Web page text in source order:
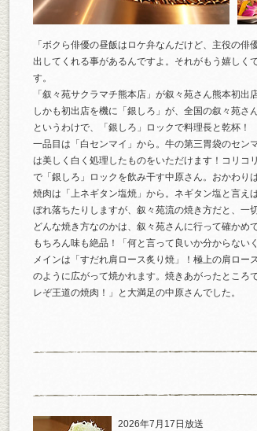
「ボクら俳優の昼飯はロケ弁なんだけど、主役の
出してくれる事があるんですよ。それがもう嬉しく
す。
「叙々苑サクラマチ熊本店」が叙々苑さん熊本初出
しかも初出店を機に「銀しろ」が、全国の叙々苑さ
というわけで、「銀しろ」ロックで料理長と乾杯！
一品目は「白センマイ」から。牛の第三胃袋のセン
は美しく白く処理したものをいただけます！コリコ
で「銀しろ」ロックを飲み干す中原さん。おかわり
焼肉は「上ネギタン塩焼」から。ネギタン塩と言え
ぼれ落ちたりしますが、叙々苑流の焼き方だと、一
どんな焼き方なのかは、叙々苑さんに行って確かめ
もちろん味も絶品！「何と言って良いか分からない
メインは「すだれ肩ロース炙り焼」！極上の肩ロー
のように広がって焼かれます。焼きあがったところ
レぞ王道の焼肉！」と大満足の中原さんでした。
2026年7月17日放送